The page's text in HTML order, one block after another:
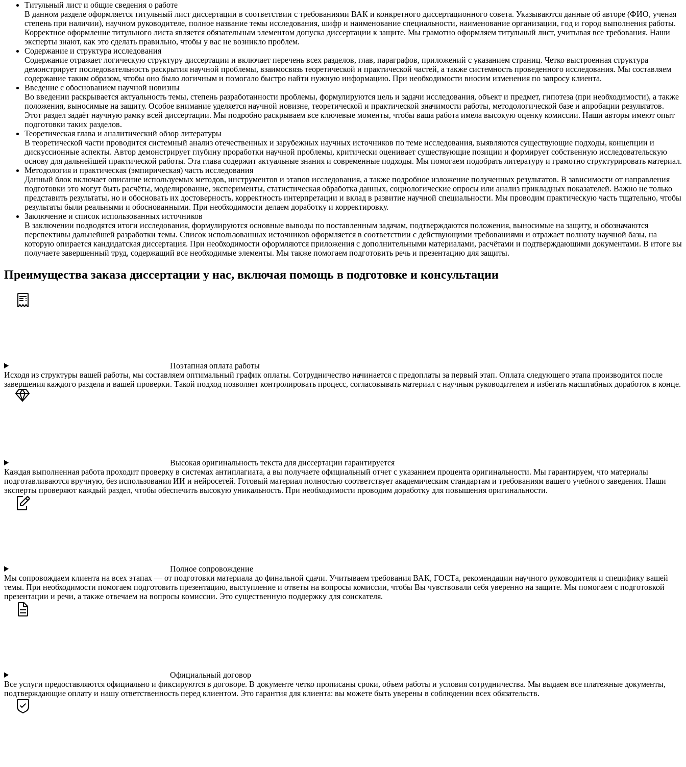
Титульный лист и общие сведения о работе
В данном разделе оформляется титульный лист диссертации в соответствии с требованиями ВАК и конкретного диссертационного совета. Указываются данные об авторе (ФИО, ученая
степень при наличии), научном руководителе, полное название темы исследования, шифр и наименование специальности, наименование организации, год и город выполнения работы.
Корректное оформление титульного листа является обязательным элементом допуска диссертации к защите. Мы грамотно оформляем титульный лист, учитывая все требования. Наши
эксперты знают, как это сделать правильно, чтобы у вас не возникло проблем.
Содержание и структура исследования
Содержание отражает логическую структуру диссертации и включает перечень всех разделов, глав, параграфов, приложений с указанием страниц. Четко выстроенная структура
демонстрирует последовательность раскрытия научной проблемы, взаимосвязь теоретической и практической частей, а также системность проведенного исследования. Мы составляем
содержание таким образом, чтобы оно было логичным и помогало быстро найти нужную информацию. При необходимости вносим изменения по запросу клиента.
Введение с обоснованием научной новизны
Во введении раскрывается актуальность темы, степень разработанности проблемы, формулируются цель и задачи исследования, объект и предмет, гипотеза (при необходимости), а также
положения, выносимые на защиту. Особое внимание уделяется научной новизне, теоретической и практической значимости работы, методологической базе и апробации результатов.
Этот раздел задаёт научную рамку всей диссертации. Мы подробно раскрываем все ключевые моменты, чтобы ваша работа имела высокую оценку комиссии. Наши авторы имеют опыт
подготовки таких разделов.
Теоретическая глава и аналитический обзор литературы
В теоретической части проводится системный анализ отечественных и зарубежных научных источников по теме исследования, выявляются существующие подходы, концепции и
дискуссионные аспекты. Автор демонстрирует глубину проработки научной проблемы, критически оценивает существующие позиции и формирует собственную исследовательскую
основу для дальнейшей практической работы. Эта глава содержит актуальные знания и современные подходы. Мы помогаем подобрать литературу и грамотно структурировать материал.
Методология и практическая (эмпирическая) часть исследования
Данный блок включает описание используемых методов, инструментов и этапов исследования, а также подробное изложение полученных результатов. В зависимости от направления
подготовки это могут быть расчёты, моделирование, эксперименты, статистическая обработка данных, социологические опросы или анализ прикладных показателей. Важно не только
представить результаты, но и обосновать их достоверность, корректность интерпретации и вклад в развитие научной специальности. Мы проводим практическую часть тщательно, чтобы
результаты были реальными и обоснованными. При необходимости делаем доработку и корректировку.
Заключение и список использованных источников
В заключении подводятся итоги исследования, формулируются основные выводы по поставленным задачам, подтверждаются положения, выносимые на защиту, и обозначаются
перспективы дальнейшей разработки темы. Список использованных источников оформляется в соответствии с действующими требованиями и отражает полноту научной базы, на
которую опирается кандидатская диссертация. При необходимости оформляются приложения с дополнительными материалами, расчётами и подтверждающими документами. В итоге вы
получаете завершенный труд, содержащий все необходимые элементы. Мы также помогаем подготовить речь и презентацию для защиты.
Преимущества заказа диссертации у нас, включая помощь в подготовке и консультации
Поэтапная оплата работы
Исходя из структуры вашей работы, мы составляем оптимальный график оплаты. Сотрудничество начинается с предоплаты за первый этап. Оплата следующего этапа производится после
завершения каждого раздела и вашей проверки. Такой подход позволяет контролировать процесс, согласовывать материал с научным руководителем и избегать масштабных доработок в конце.
Высокая оригинальность текста для диссертации гарантируется
Каждая выполненная работа проходит проверку в системах антиплагиата, а вы получаете официальный отчет с указанием процента оригинальности. Мы гарантируем, что материалы
подготавливаются вручную, без использования ИИ и нейросетей. Готовый материал полностью соответствует академическим стандартам и требованиям вашего учебного заведения. Наши
эксперты проверяют каждый раздел, чтобы обеспечить высокую уникальность. При необходимости проводим доработку для повышения оригинальности.
Полное сопровождение
Мы сопровождаем клиента на всех этапах — от подготовки материала до финальной сдачи. Учитываем требования ВАК, ГОСТа, рекомендации научного руководителя и специфику вашей
темы. При необходимости помогаем подготовить презентацию, выступление и ответы на вопросы комиссии, чтобы Вы чувствовали себя уверенно на защите. Мы помогаем с подготовкой
презентации и речи, а также отвечаем на вопросы комиссии. Это существенную поддержку для соискателя.
Официальный договор
Все услуги предоставляются официально и фиксируются в договоре. В документе четко прописаны сроки, объем работы и условия сотрудничества. Мы выдаем все платежные документы,
подтверждающие оплату и нашу ответственность перед клиентом. Это гарантия для клиента: вы можете быть уверены в соблюдении всех обязательств.